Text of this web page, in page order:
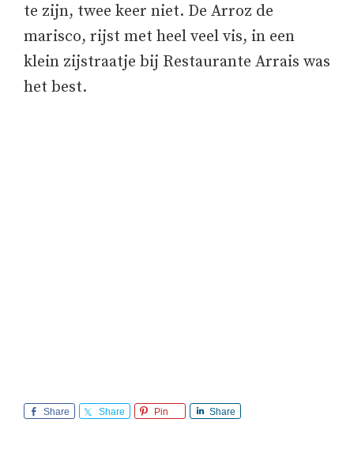
te zijn, twee keer niet. De Arroz de
marisco, rijst met heel veel vis, in een
klein zijstraatje bij Restaurante Arrais was
het best.
Share Share Pin Share